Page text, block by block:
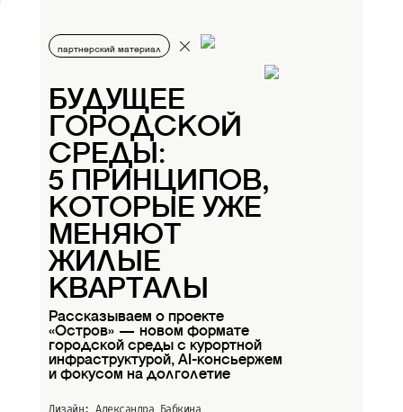
партнерский материал
БУДУЩЕЕ
ГОРОДСКОЙ
СРЕДЫ:
5 ПРИНЦИПОВ,
КОТОРЫЕ УЖЕ
МЕНЯЮТ
ЖИЛЫЕ
КВАРТАЛЫ
Рассказываем о проекте
«Остров» — новом формате
городской среды с курортной
инфраструктурой, AI-консьержем
и фокусом на долголетие
Дизайн: Александра Бабкина